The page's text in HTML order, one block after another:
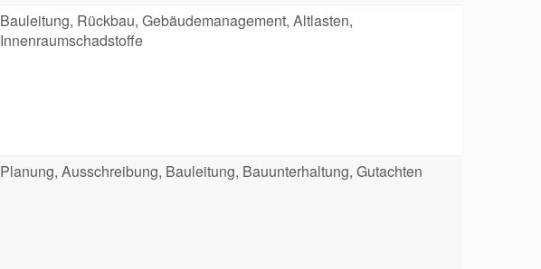
Bauleitung, Rückbau, Gebäudemanagement, Altlasten,
Innenraumschadstoffe
Planung, Ausschreibung, Bauleitung, Bauunterhaltung, Gutachten